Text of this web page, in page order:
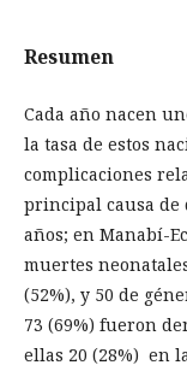
Resumen
Cada año nacen
la tasa de estos
complicaciones
principal causa de
años; en Manabí-
muertes
(52%), y 50 de
73 (69%) fueron
ellas 20 (28%) en